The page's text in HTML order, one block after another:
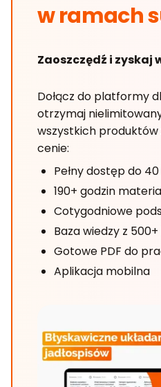
w ramach
Zaoszczędź i zyskaj
Dołącz do platformy
otrzymaj
wszystkich produktów
cenie:
Pełny dostęp do
190+ godzin
Cotygodniowe
Baza wiedzy z
Gotowe PDF do
Aplikacja mobilna